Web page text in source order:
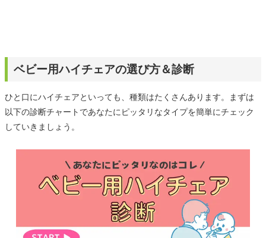
ベビー用ハイチェアの選び方＆診断
ひと口にハイチェアといっても、種類はたくさんあります。まずは
以下の診断チャートであなたにピッタリなタイプを簡単にチェック
していきましょう。